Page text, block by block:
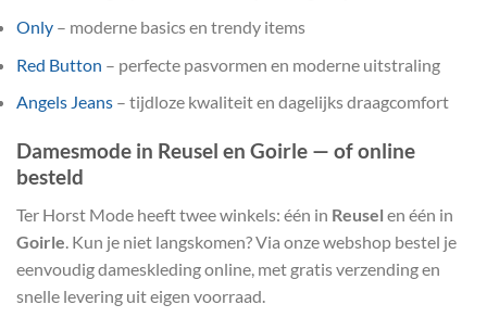
Only – moderne basics en trendy items
Red Button – perfecte pasvormen en moderne uitstraling
Angels Jeans – tijdloze kwaliteit en dagelijks draagcomfort
Damesmode in Reusel en Goirle — of online
besteld
Ter Horst Mode heeft twee winkels: één in Reusel en één in
Goirle . Kun je niet langskomen? Via onze webshop bestel je
eenvoudig dameskleding online, met gratis verzending en
snelle levering uit eigen voorraad.